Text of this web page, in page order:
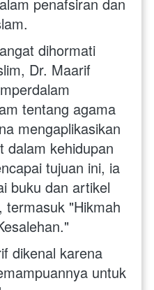
dihormati
Dr. Maarif
tentang agama
mengaplikasikan
dalam kehidupan
tujuan ini, ia
buku dan artikel
"Hikmah
dikenal karena
untuk